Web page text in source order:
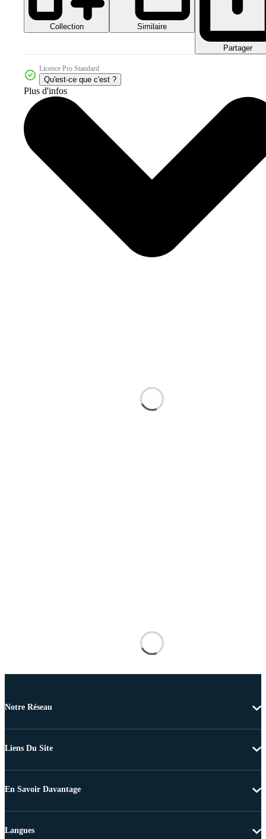
Collection Similaire
Partager
Licence Pro Standard
Qu'est-ce que c'est ?
Plus d'infos
Notre Réseau
Liens Du Site
En Savoir Davantage
Langues